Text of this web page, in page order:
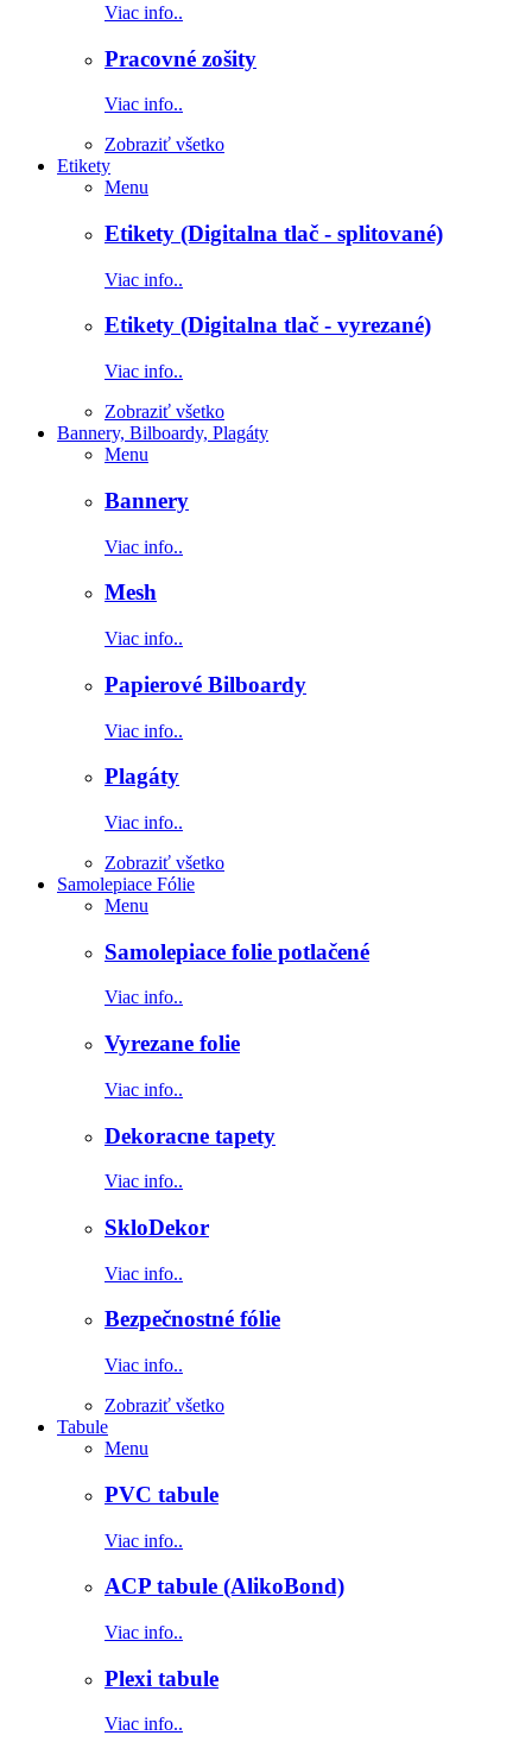
Viac info..
Pracovné zošity
Viac info..
Zobraziť všetko
Etikety
Menu
Etikety (Digitalna tlač - splitované)
Viac info..
Etikety (Digitalna tlač - vyrezané)
Viac info..
Zobraziť všetko
Bannery, Bilboardy, Plagáty
Menu
Bannery
Viac info..
Mesh
Viac info..
Papierové Bilboardy
Viac info..
Plagáty
Viac info..
Zobraziť všetko
Samolepiace Fólie
Menu
Samolepiace folie potlačené
Viac info..
Vyrezane folie
Viac info..
Dekoracne tapety
Viac info..
SkloDekor
Viac info..
Bezpečnostné fólie
Viac info..
Zobraziť všetko
Tabule
Menu
PVC tabule
Viac info..
ACP tabule (AlikoBond)
Viac info..
Plexi tabule
Viac info..